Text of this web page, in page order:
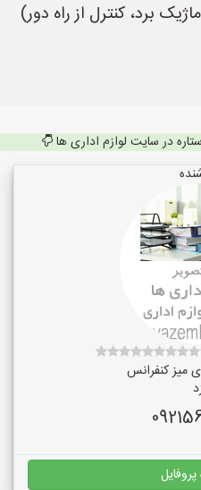
برد، کنترل از راه دور)
در سایت لوازم اداری ها
میز کنفرانس